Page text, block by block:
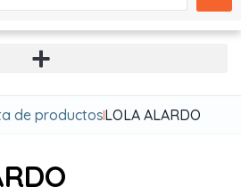
de productosLOLA ALARDO